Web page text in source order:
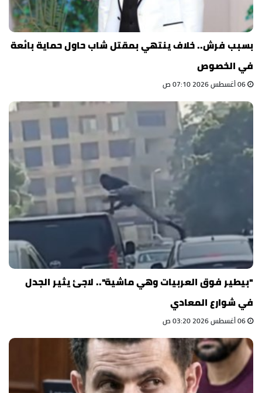
بسبب فرش.. خلاف ينتهي بمقتل شاب حاول حماية بائعة
في الخصوص
"بيطير فوق العربيات وهي ماشية".. لاجئ يثير الجدل
في شوارع المعادي